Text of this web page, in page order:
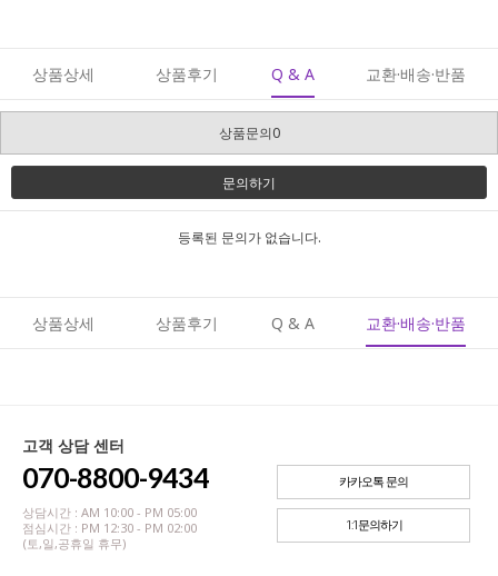
상품상세 상품후기 Q & A 교환·배송·반품
상품문의0
문의하기
등록된 문의가 없습니다.
상품상세 상품후기 Q & A 교환·배송·반품
고객 상담 센터
070-8800-9434
상담시간 : AM 10:00 - PM 05:00
점심시간 : PM 12:30 - PM 02:00
(토,일,공휴일 휴무)
카카오톡 문의
1:1문의하기